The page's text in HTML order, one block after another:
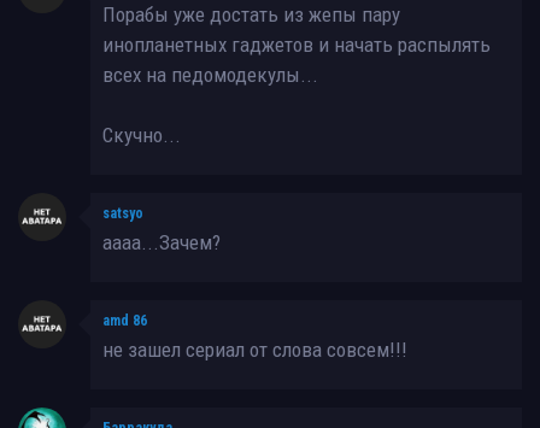
Порабы уже достать из жепы пару
инопланетных гаджетов и начать распылять
всех на педомодекулы...
Скучно...
satsyo
аааа...Зачем?
amd 86
не зашел сериал от слова совсем!!!